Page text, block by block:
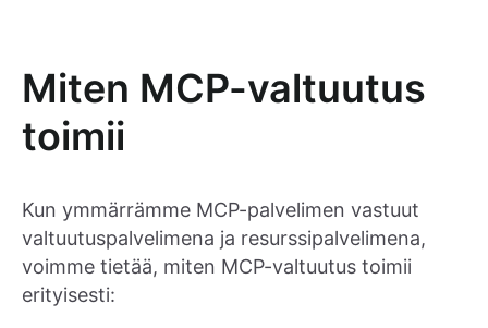
Miten MCP-valtuutus
toimii
Kun ymmärrämme MCP-palvelimen vastuut
valtuutuspalvelimena ja resurssipalvelimena,
voimme tietää, miten MCP-valtuutus toimii
erityisesti: